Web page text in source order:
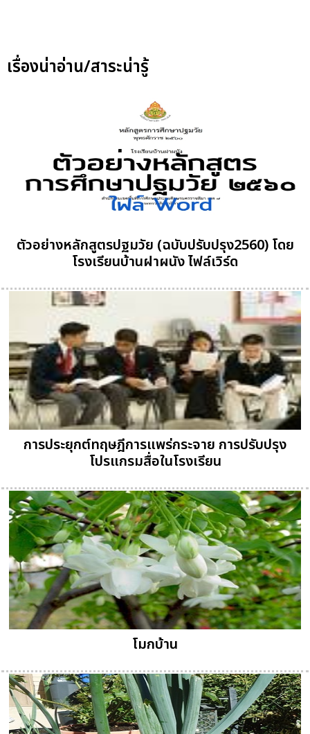
เรื่องน่าอ่าน/สาระน่ารู้
ตัวอย่างหลักสูตรปฐมวัย (ฉบับปรับปรุง2560) โดย
โรงเรียนบ้านฝาผนัง ไฟล์เวิร์ด
การประยุกต์ทฤษฎีการแพร่กระจาย การปรับปรุง
โปรแกรมสื่อในโรงเรียน
โมกบ้าน